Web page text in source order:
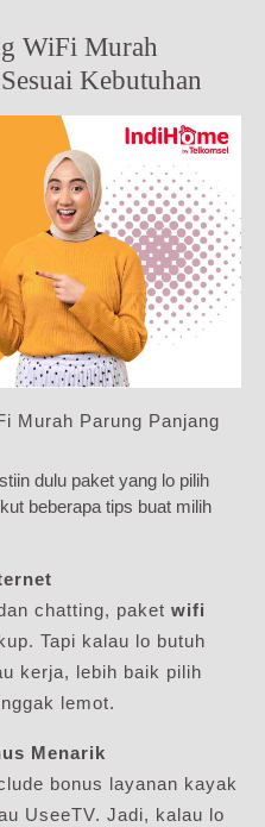
WiFi Murah
Kebutuhan
Murah Parung Panjang
dulu paket yang lo pilih
beberapa tips buat milih
chatting, paket wifi
Tapi kalau lo butuh
kerja, lebih baik pilih
lemot.
Menarik
bonus layanan kayak
UseeTV. Jadi, kalau lo